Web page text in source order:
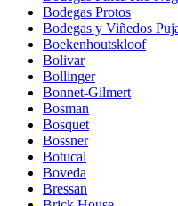
Bodegas Protos
Bodegas y Viñedos
Boekenhoutskloof
Bolivar
Bollinger
Bonnet-Gilmert
Bosman
Bosquet
Bossner
Botucal
Boveda
Bressan